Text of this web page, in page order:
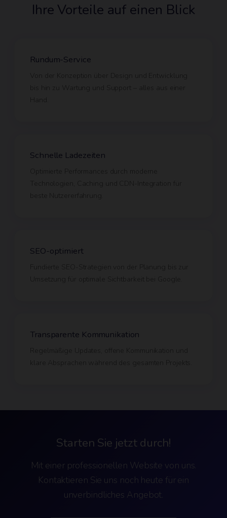
Ihre Vorteile auf einen Blick
Rundum-Service
Schnelle Ladezeiten
SEO-optimiert
Transparente Kommunikation
Starten Sie jetzt durch!
Mit einer professionellen Website von uns.
Kontaktieren Sie uns noch heute für ein
unverbindliches Angebot.